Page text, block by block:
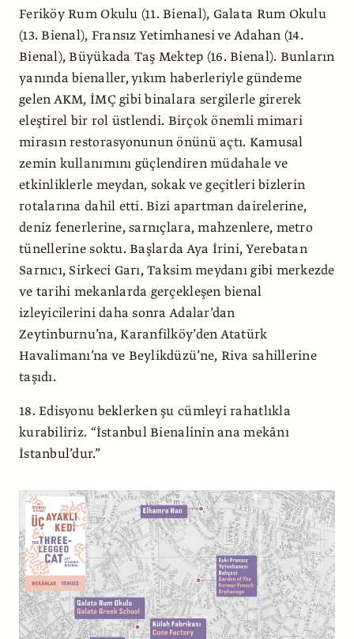
Feriköy Rum Okulu (11. Bienal), Galata Rum Okulu
(13. Bienal), Fransız Yetimhanesi ve Adahan (14.
Bienal), Büyükada Taş Mektep (16. Bienal). Bunların
yanında bienaller, yıkım haberleriyle gündeme
gelen AKM, İMÇ gibi binalara sergilerle girerek
eleştirel bir rol üstlendi. Birçok önemli mimari
mirasın restorasyonunun önünü açtı. Kamusal
zemin kullanımını güçlendiren müdahale ve
etkinliklerle meydan, sokak ve geçitleri bizlerin
rotalarına dahil etti. Bizi apartman dairelerine,
deniz fenerlerine, sarnıçlara, mahzenlere, metro
tünellerine soktu. Başlarda Aya İrini, Yerebatan
Sarnıcı, Sirkeci Garı, Taksim meydanı gibi merkezde
ve tarihi mekanlarda gerçekleşen bienal
izleyicilerini daha sonra Adalar’dan
Zeytinburnu’na, Karanfilköy’den Atatürk
Havalimanı’na ve Beylikdüzü’ne, Riva sahillerine
taşıdı.
18. Edisyonu beklerken şu cümleyi rahatlıkla
kurabiliriz. “İstanbul Bienalinin ana mekânı
İstanbul’dur.”